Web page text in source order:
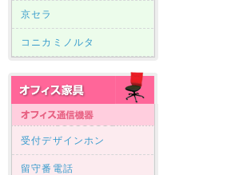
京セラ
コニカミノルタ
受付デザインホン
留守番電話